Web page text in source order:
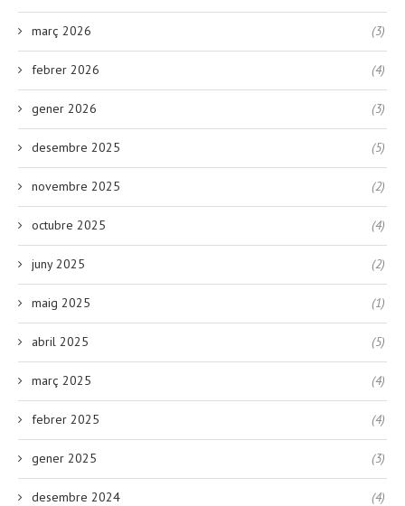
març 2026 (3)
febrer 2026 (4)
gener 2026 (3)
desembre 2025 (5)
novembre 2025 (2)
octubre 2025 (4)
juny 2025 (2)
maig 2025 (1)
abril 2025 (5)
març 2025 (4)
febrer 2025 (4)
gener 2025 (3)
desembre 2024 (4)